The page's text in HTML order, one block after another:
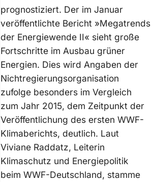
prognostiziert. Der im Januar
veröffentlichte Bericht »Megatrends
der Energiewende II« sieht große
Fortschritte im Ausbau grüner
Energien. Dies wird Angaben der
Nichtregierungsorganisation
zufolge besonders im Vergleich
zum Jahr 2015, dem Zeitpunkt der
Veröffentlichung des ersten WWF-
Klimaberichts, deutlich. Laut
Viviane Raddatz, Leiterin
Klimaschutz und Energiepolitik
beim WWF-Deutschland, stamme